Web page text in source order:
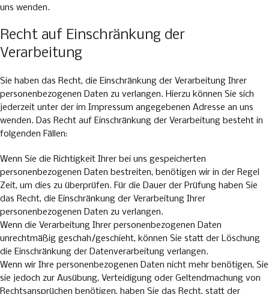
uns wenden.
Recht auf Einschränkung der
Verarbeitung
Sie haben das Recht, die Einschränkung der Verarbeitung Ihrer
personenbezogenen Daten zu verlangen. Hierzu können Sie sich
jederzeit unter der im Impressum angegebenen Adresse an uns
wenden. Das Recht auf Einschränkung der Verarbeitung besteht in
folgenden Fällen:
Wenn Sie die Richtigkeit Ihrer bei uns gespeicherten
personenbezogenen Daten bestreiten, benötigen wir in der Regel
Zeit, um dies zu überprüfen. Für die Dauer der Prüfung haben Sie
das Recht, die Einschränkung der Verarbeitung Ihrer
personenbezogenen Daten zu verlangen.
Wenn die Verarbeitung Ihrer personenbezogenen Daten
unrechtmäßig geschah/geschieht, können Sie statt der Löschung
die Einschränkung der Datenverarbeitung verlangen.
Wenn wir Ihre personenbezogenen Daten nicht mehr benötigen, Sie
sie jedoch zur Ausübung, Verteidigung oder Geltendmachung von
Rechtsansprüchen benötigen, haben Sie das Recht, statt der